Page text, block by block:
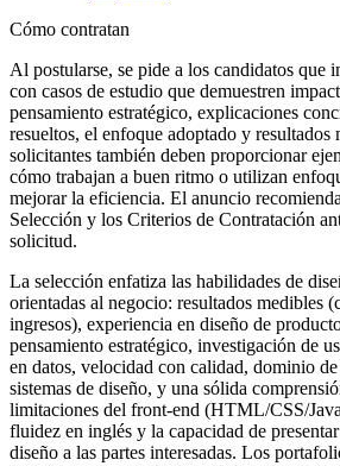
Cómo contratan
Al postularse, se pide a los candidatos que
con casos de estudio que demuestren
pensamiento estratégico, explicaciones
resueltos, el enfoque adoptado y resultados
solicitantes también deben proporcionar
cómo trabajan a buen ritmo o utilizan
mejorar la eficiencia. El anuncio
Selección y los Criterios de Contratación
solicitud.
La selección enfatiza las habilidades de
orientadas al negocio: resultados medibles
ingresos), experiencia en diseño de
pensamiento estratégico, investigación de
en datos, velocidad con calidad, dominio
sistemas de diseño, y una sólida
limitaciones del front-end (HTML/CSS/
fluidez en inglés y la capacidad de
diseño a las partes interesadas. Los